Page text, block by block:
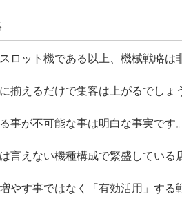
ロット機である以上、機械戦略は
揃えるだけで集客は上がるでしょ
事が不可能な事は明白な事実です。
言えない機種構成で繁盛している
やす事ではなく「有効活用」する